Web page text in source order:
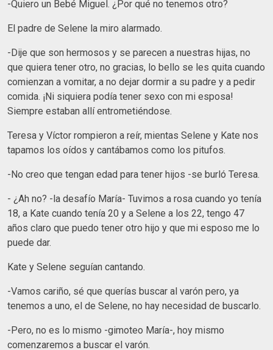
-Quiero un Bebé Miguel. ¿Por qué no tenemos otro?
El padre de Selene la miro alarmado.
-Dije que son hermosos y se parecen a nuestras hijas, no
que quiera tener otro, no gracias, lo bello se les quita cuando
comienzan a vomitar, a no dejar dormir a su padre y a pedir
comida. ¡Ni siquiera podía tener sexo con mi esposa!
Siempre estaban allí entrometiéndose.
Teresa y Víctor rompieron a reír, mientas Selene y Kate nos
tapamos los oídos y cantábamos como los pitufos.
-No creo que tengan edad para tener hijos -se burló Teresa.
- ¿Ah no? -la desafío María- Tuvimos a rosa cuando yo tenía
18, a Kate cuando tenía 20 y a Selene a los 22, tengo 47
años claro que puedo tener otro hijo y que mi esposo me lo
puede dar.
Kate y Selene seguían cantando.
-Vamos cariño, sé que querías buscar al varón pero, ya
tenemos a uno, el de Selene, no hay necesidad de buscarlo.
-Pero, no es lo mismo -gimoteo María-, hoy mismo
comenzaremos a buscar el varón.